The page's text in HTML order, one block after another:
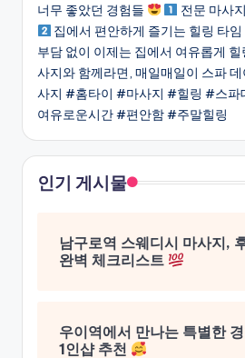
너무 좋았던 경험들
전문 마사
집에서 편안하게 즐기는 힐링 타임
부담 없이 이제는 집에서 여유롭게
사지와 함께라면, 매일매일이 스파 데
사지 #홈타이 #마사지 #힐링 #스
여유로운시간 #편안함 #주말힐링
인기 게시물
남구로역 스웨디시 마사지,
완벽 체크리스트
우이역에서 만나는 특별한
1인샵 추천